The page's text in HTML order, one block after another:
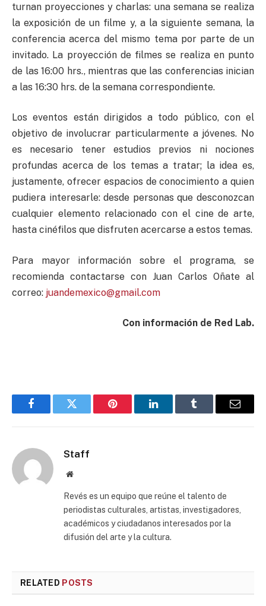
turnan proyecciones y charlas: una semana se realiza
la exposición de un filme y, a la siguiente semana, la
conferencia acerca del mismo tema por parte de un
invitado. La proyección de filmes se realiza en punto
de las 16:00 hrs., mientras que las conferencias inician
a las 16:30 hrs. de la semana correspondiente.
Los eventos están dirigidos a todo público, con el
objetivo de involucrar particularmente a jóvenes. No
es necesario tener estudios previos ni nociones
profundas acerca de los temas a tratar; la idea es,
justamente, ofrecer espacios de conocimiento a quien
pudiera interesarle: desde personas que desconozcan
cualquier elemento relacionado con el cine de arte,
hasta cinéfilos que disfruten acercarse a estos temas.
Para mayor información sobre el programa, se
recomienda contactarse con Juan Carlos Oñate al
correo: juandemexico@gmail.com
Con información de Red Lab.
FacebookTwitter Pinterest LinkedInTumblr Email
Staff
Website
Revés es un equipo que reúne el talento de
periodistas culturales, artistas, investigadores,
académicos y ciudadanos interesados por la
difusión del arte y la cultura.
RELATED POSTS